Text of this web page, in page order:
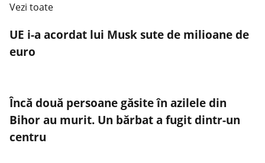
Vezi toate
UE i-a acordat lui Musk sute de milioane de
euro
Încă două persoane găsite în azilele din
Bihor au murit. Un bărbat a fugit dintr-un
centru